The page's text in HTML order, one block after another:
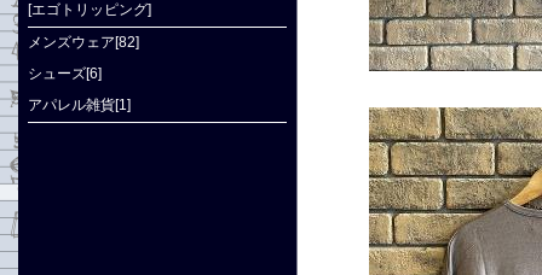
[エゴトリッピング]
メンズウェア[82]
シューズ[6]
アパレル雑貨[1]